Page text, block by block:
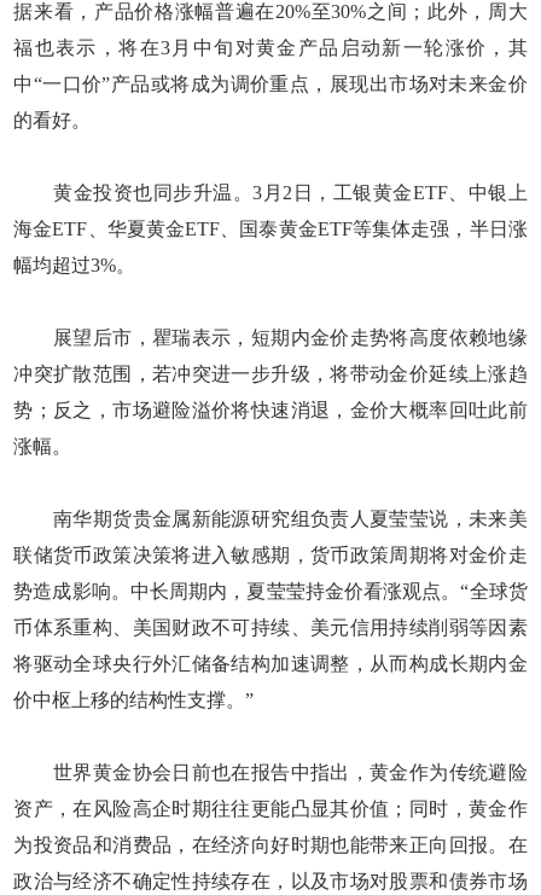
据来看，产品价格涨幅普遍在20%至30%之间；此外，周大
福也表示，将在3月中旬对黄金产品启动新一轮涨价，其
中“一口价”产品或将成为调价重点，展现出市场对未来金价
的看好。
黄金投资也同步升温。3月2日，工银黄金ETF、中银上
海金ETF、华夏黄金ETF、国泰黄金ETF等集体走强，半日涨
幅均超过3%。
展望后市，瞿瑞表示，短期内金价走势将高度依赖地缘
冲突扩散范围，若冲突进一步升级，将带动金价延续上涨趋
势；反之，市场避险溢价将快速消退，金价大概率回吐此前
涨幅。
南华期货贵金属新能源研究组负责人夏莹莹说，未来美
联储货币政策决策将进入敏感期，货币政策周期将对金价走
势造成影响。中长周期内，夏莹莹持金价看涨观点。“全球货
币体系重构、美国财政不可持续、美元信用持续削弱等因素
将驱动全球央行外汇储备结构加速调整，从而构成长期内金
价中枢上移的结构性支撑。”
世界黄金协会日前也在报告中指出，黄金作为传统避险
资产，在风险高企时期往往更能凸显其价值；同时，黄金作
为投资品和消费品，在经济向好时期也能带来正向回报。在
政治与经济不确定性持续存在，以及市场对股票和债券市场